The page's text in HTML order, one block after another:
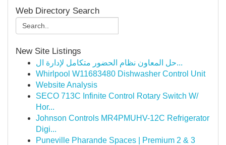
Web Directory Search
New Site Listings
حل المعاون نظام الحضور متكامل لإدارة ال...
Whirlpool W11683480 Dishwasher Control Unit
Website Analysis
SECO 713C Infinite Control Rotary Switch W/
Hor...
Johnson Controls MR4PMUHV-12C Refrigerator
Digi...
Puneville Pharande Spaces | Premium 2 & 3